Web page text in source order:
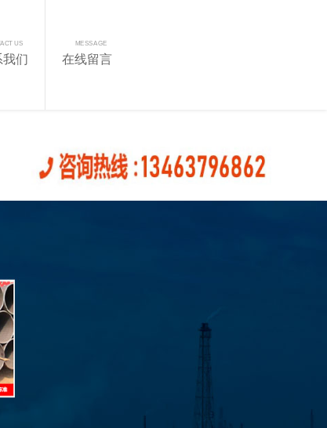
US
我们
MESSAGE
在线留言